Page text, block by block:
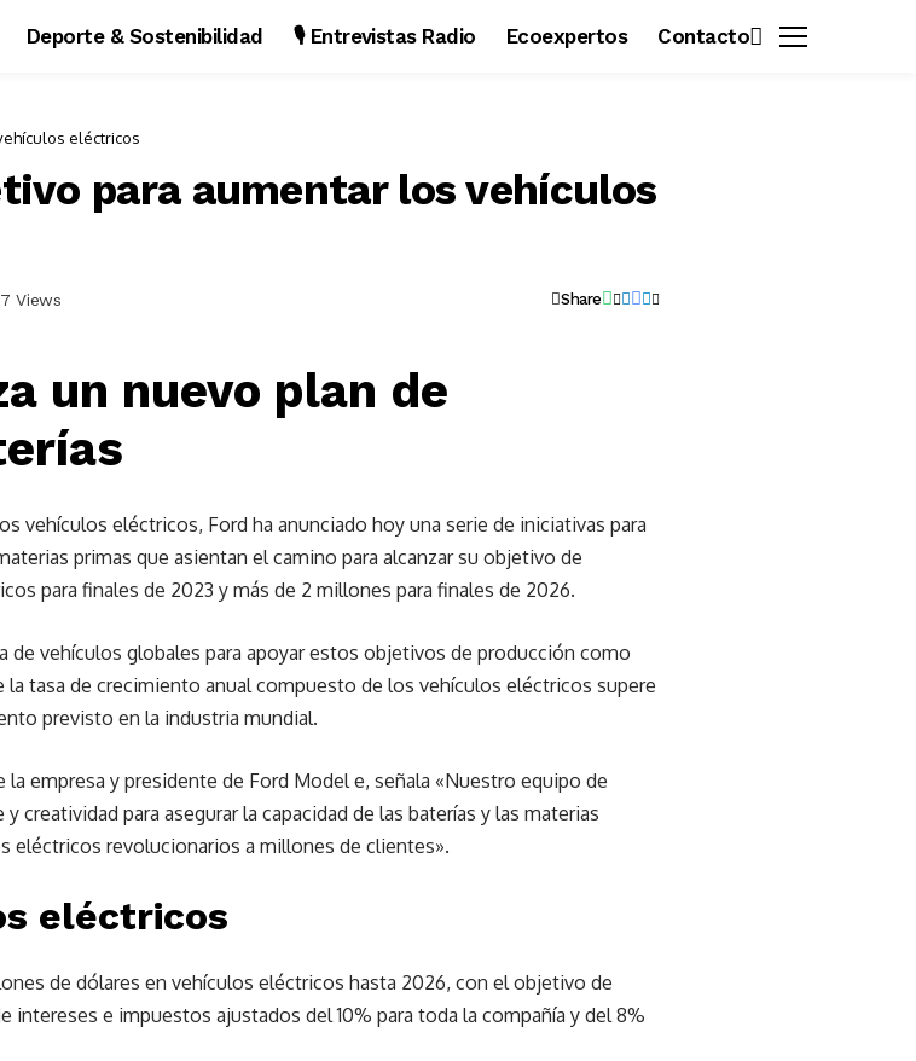
Deporte & Sostenibilidad 🎙️ Entrevistas Radio Ecoexpertos Contacto
eléctricos
para aumentar los vehículos
Views Share
un nuevo plan de
vehículos eléctricos, Ford ha anunciado hoy una serie de iniciativas para
primas que asientan el camino para alcanzar su objetivo de
para finales de 2023 y más de 2 millones para finales de 2026.
de vehículos globales para apoyar estos objetivos de producción como
la tasa de crecimiento anual compuesto de los vehículos eléctricos supere
previsto en la industria mundial.
la empresa y presidente de Ford Model e, señala «Nuestro equipo de
creatividad para asegurar la capacidad de las baterías y las materias
eléctricos revolucionarios a millones de clientes».
eléctricos
de dólares en vehículos eléctricos hasta 2026, con el objetivo de
e impuestos ajustados del 10% para toda la compañía y del 8%